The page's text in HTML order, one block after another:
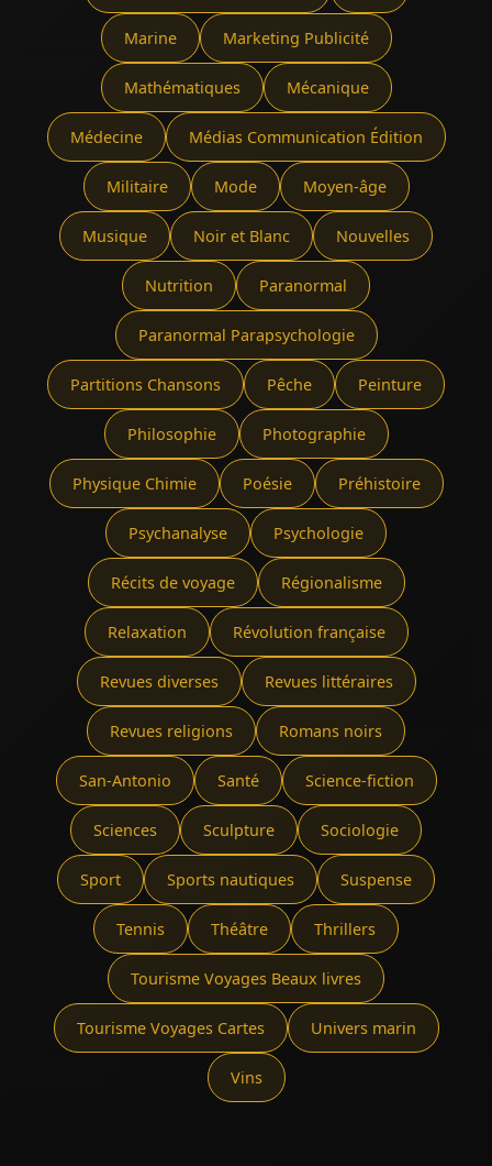
Marine Marketing Publicité
Mathématiques Mécanique
Médecine Médias Communication Édition
Militaire Mode Moyen-âge
Musique Noir et Blanc Nouvelles
Nutrition Paranormal
Paranormal Parapsychologie
Partitions Chansons Pêche Peinture
Philosophie Photographie
Physique Chimie Poésie Préhistoire
Psychanalyse Psychologie
Récits de voyage Régionalisme
Relaxation Révolution française
Revues diverses Revues littéraires
Revues religions Romans noirs
San-Antonio Santé Science-fiction
Sciences Sculpture Sociologie
Sport Sports nautiques Suspense
Tennis Théâtre Thrillers
Tourisme Voyages Beaux livres
Tourisme Voyages Cartes Univers marin
Vins